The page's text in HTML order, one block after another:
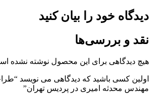
دیدگاه خود را بیان کنید
نقد و بررسی‌ها
هیچ دیدگاهی برای این محصول نوشته نشده
اولین کسی باشید که دیدگاهی می نویسد
مهندس محدثه امیری در پردیس تهران”